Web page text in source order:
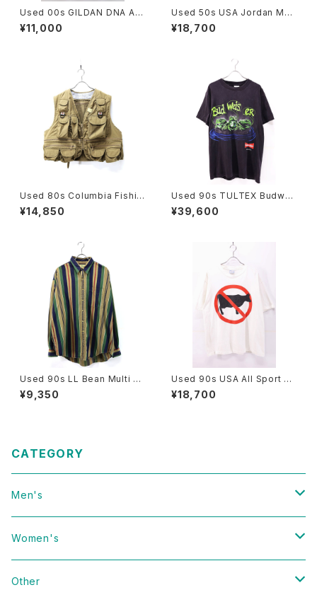
Used 00s GILDAN DNA Art
Graphic T-Shirt Size L 古着
¥11,000
Used 50s USA Jordan Mar
sh BOSTON Red Velor Rib
bon Design Straw Hat Size
¥18,700
Used 80s Columbia Fishin
g Gimmick Pocket Vest Siz
e L 相当 古着
¥14,850
Used 90s TULTEX Budwei
ser Black 3Frog Both Grap
hic T-Shirt Size L 古着
¥39,600
Used 90s LL Bean Multi C
olor Stripes Cotton Shirt Si
ze XL 古着
¥9,350
Used 90s USA All Sport Do
nt Have a Cow Art Messag
e Graphic T-Shirt Size XL
¥18,700
CATEGORY
Men's
Vintage
Domestic
Women's
Vintage
Other